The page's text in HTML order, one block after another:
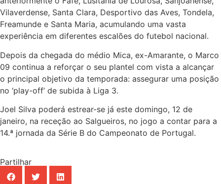
Vilaverdense, Santa Clara, Desportivo das Aves, Tondela,
Freamunde e Santa Maria, acumulando uma vasta
experiência em diferentes escalões do futebol nacional.
Depois da chegada do médio Mica, ex-Amarante, o Marco
09 continua a reforçar o seu plantel com vista a alcançar
o principal objetivo da temporada: assegurar uma posição
no ‘play-off’ de subida à Liga 3.
Joel Silva poderá estrear-se já este domingo, 12 de
janeiro, na receção ao Salgueiros, no jogo a contar para a
14.ª jornada da Série B do Campeonato de Portugal.
Partilhar